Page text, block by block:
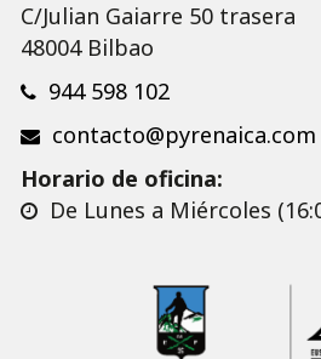
C/Julian Gaiarre 50 trasera
48004 Bilbao
944 598 102
contacto@pyrenaica.com
Horario de oficina:
De Lunes a Miércoles